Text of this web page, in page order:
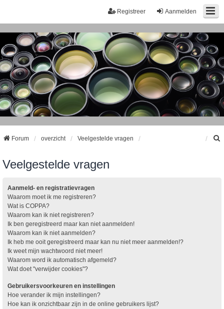
Aanmelden
Registreer
Forum overzicht Veelgestelde vragen
Veelgestelde vragen
Aanmeld- en registratievragen
Waarom moet ik me registreren?
Wat is COPPA?
Waarom kan ik niet registreren?
Ik ben geregistreerd maar kan niet aanmelden!
Waarom kan ik niet aanmelden?
Ik heb me ooit geregistreerd maar kan nu niet meer aanmelden!?
Ik weet mijn wachtwoord niet meer!
Waarom word ik automatisch afgemeld?
Wat doet "verwijder cookies"?
Gebruikersvoorkeuren en instellingen
Hoe verander ik mijn instellingen?
Hoe kan ik onzichtbaar zijn in de online gebruikers lijst?